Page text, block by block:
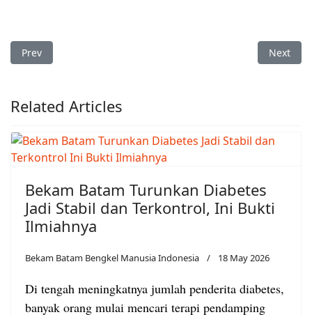
Previous article: Tinjauan Bekam Secara Medis Barat
Prev Next
Next
Related Articles
Bekam Batam Turunkan Diabetes
Jadi Stabil dan Terkontrol, Ini Bukti
Ilmiahnya
Bekam Batam Bengkel Manusia Indonesia 18 May 2026
Di tengah meningkatnya jumlah penderita diabetes,
banyak orang mulai mencari terapi pendamping